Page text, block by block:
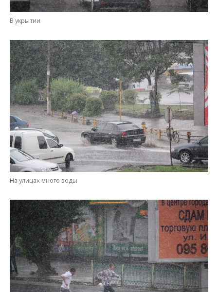
На улицах много воды
Нас не догонят